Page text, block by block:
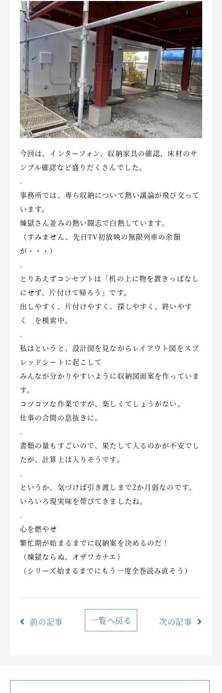
今回は、インターフォン、収納家具の確認、床材のサ
ンプル確認など盛りだくさんでした。
.
事務所では、専ら収納について熱い議論が飛び交って
います。
煉獄さん並みの熱い闘志で白熱しています。
（すみません、先日TV初放映の無限列車の余韻
が・・・）
.
とりあえずコンセプトは「机の上に物を置きっぱなし
にせず、片付けて帰ろう」です。
出しやすく、片付けやすく、探しやすく、終いやす
く を模索中。
.
私はというと、設計図を見ながらレイアウト図をスプ
レッドシートに起こして
みんなが分かりやすいように収納図面案を作っていま
す。
コツコツな作業ですが、楽しくてしょうがない。
仕事の合間の息抜きに。
.
書類の量もすごいので、果たして入るのかが不安でし
たが、計算上は入りそうです。
.
というか、気づけば引き渡しまで2か月弱なのです。
いろいろ現実味を帯びてきましたね。
.
心を燃やせ
繁忙期が始まるまでに収納案を決めるのだ！
（煉獄ならぬ、オザワカナエ）
（シリーズ始まるまでにもう一度全巻読み直そう）
前の記事 一覧へ戻る 次の記事